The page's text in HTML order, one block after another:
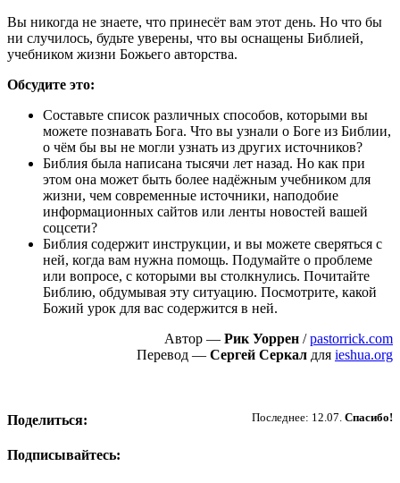
Вы никогда не знаете, что принесёт вам этот день. Но что бы
ни случилось, будьте уверены, что вы оснащены Библией,
учебником жизни Божьего авторства.
Обсудите это:
Составьте список различных способов, которыми вы
можете познавать Бога. Что вы узнали о Боге из Библии,
о чём бы вы не могли узнать из других источников?
Библия была написана тысячи лет назад. Но как при
этом она может быть более надёжным учебником для
жизни, чем современные источники, наподобие
информационных сайтов или ленты новостей вашей
соцсети?
Библия содержит инструкции, и вы можете сверяться с
ней, когда вам нужна помощь. Подумайте о проблеме
или вопросе, с которыми вы столкнулись. Почитайте
Библию, обдумывая эту ситуацию. Посмотрите, какой
Божий урок для вас содержится в ней.
Автор — Рик Уоррен /pastorrick.com
Перевод — Сергей Серкал для ieshua.org
Последнее: 12.07. Спасибо!
Поделиться:
Подписывайтесь: